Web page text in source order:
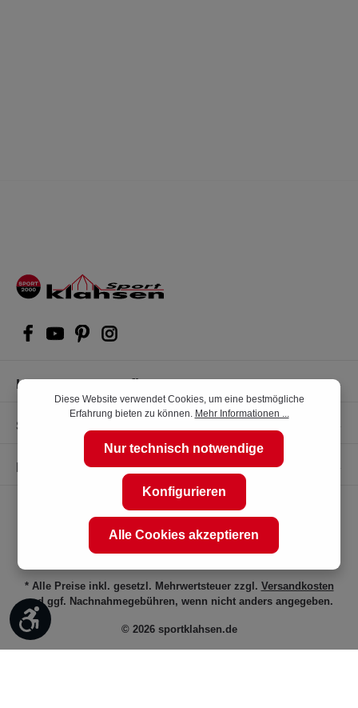
Kompetente Kaufberatung
Shop Service
Informationen
© 2026 sportklahsen.de
* Alle Preise inkl. gesetzl. Mehrwertsteuer zzgl. Versandkosten
und ggf. Nachnahmegebühren, wenn nicht anders angegeben.
Werkzeugleiste anzeigen
Diese Website verwendet Cookies, um eine bestmögliche
Erfahrung bieten zu können. Mehr Informationen ...
Nur technisch notwendige
Konfigurieren
Alle Cookies akzeptieren